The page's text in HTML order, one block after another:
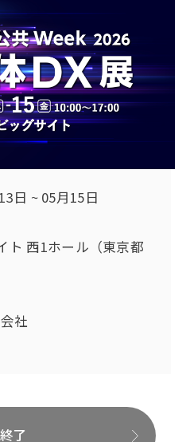
日 ~ 05月15日
ト 西1ホール（東京都
社
終了